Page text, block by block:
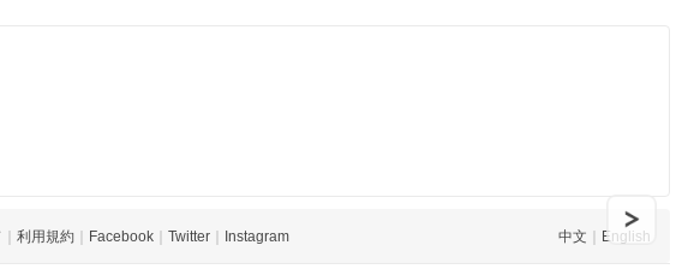
利用規約 Facebook Twitter Instagram 中文 English